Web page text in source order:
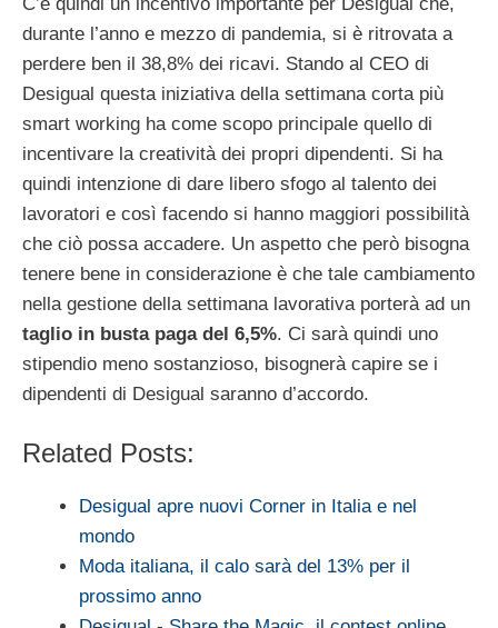
C’è quindi un incentivo importante per Desigual che,
durante l’anno e mezzo di pandemia, si è ritrovata a
perdere ben il 38,8% dei ricavi. Stando al CEO di
Desigual questa iniziativa della settimana corta più
smart working ha come scopo principale quello di
incentivare la creatività dei propri dipendenti. Si ha
quindi intenzione di dare libero sfogo al talento dei
lavoratori e così facendo si hanno maggiori possibilità
che ciò possa accadere. Un aspetto che però bisogna
tenere bene in considerazione è che tale cambiamento
nella gestione della settimana lavorativa porterà ad un
taglio in busta paga del 6,5%. Ci sarà quindi uno
stipendio meno sostanzioso, bisognerà capire se i
dipendenti di Desigual saranno d’accordo.
Related Posts:
Desigual apre nuovi Corner in Italia e nel
mondo
Moda italiana, il calo sarà del 13% per il
prossimo anno